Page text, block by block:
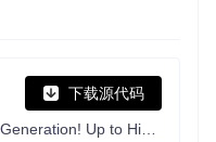
下载源代码